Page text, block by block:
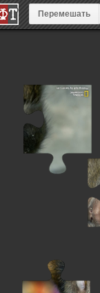
Перемешать